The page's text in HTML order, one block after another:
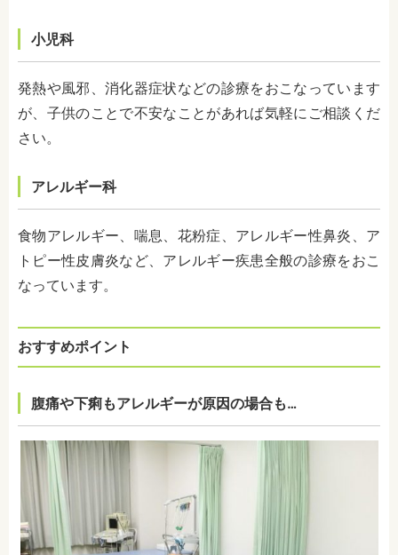
小児科
発熱や風邪、消化器症状などの診療をおこなっています
が、子供のことで不安なことがあれば気軽にご相談くだ
さい。
アレルギー科
食物アレルギー、喘息、花粉症、アレルギー性鼻炎、ア
トピー性皮膚炎など、アレルギー疾患全般の診療をおこ
なっています。
おすすめポイント
腹痛や下痢もアレルギーが原因の場合も…